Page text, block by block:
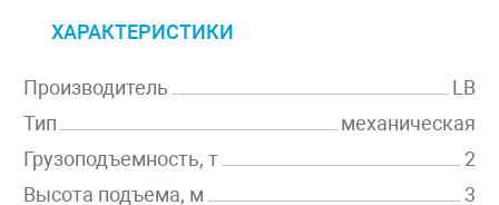
ХАРАКТЕРИСТИКИ
Производитель
LB
Тип
механическая
Грузоподъемность, т
2
Высота подъема, м
3